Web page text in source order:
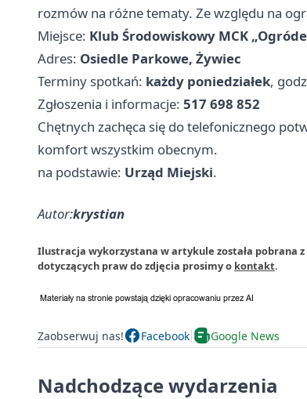
rozmów na różne tematy. Ze względu na
Miejsce: Klub Środowiskowy MCK
Adres: Osiedle Parkowe, Żywiec
Terminy spotkań: każdy poniedziałek,
Zgłoszenia i informacje: 517 698 852
Chętnych zachęca się do telefonicznego
komfort wszystkim obecnym.
na podstawie: Urząd Miejski.
Autor:krystian
Ilustracja wykorzystana w artykule została pobrana
dotyczących praw do zdjęcia prosimy o kontakt.
Zaobserwuj nas! Facebook Google News
Nadchodzące wydarzenia